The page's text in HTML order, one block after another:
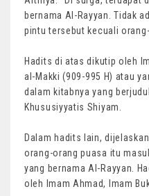
bernama Al-Rayyan. Tidak
pintu tersebut kecuali
Hadits di atas dikutip oleh
al-Makki (909-995 H) atau
dalam kitabnya yang
Khususiyyatis Shiyam.
Dalam hadits lain,
orang-orang puasa itu
yang bernama Al-Rayyan.
oleh Imam Ahmad, Imam